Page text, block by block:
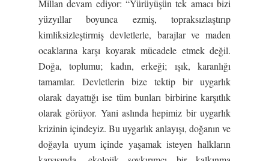
Millan devam ediyor: “Yürüyüşün tek amacı bizi
yüzyıllar boyunca ezmiş, topraksızlaştırıp
kimliksizleştirmiş devletlerle, barajlar ve maden
ocaklarına karşı koyarak mücadele etmek değil.
Doğa, toplumu; kadın, erkeği; ışık, karanlığı
tamamlar. Devletlerin bize tektip bir uygarlık
olarak dayattığı ise tüm bunları birbirine karşıtlık
olarak görüyor. Yani aslında hepimiz bir uygarlık
krizinin içindeyiz. Bu uygarlık anlayışı, doğanın ve
doğayla uyum içinde yaşamak isteyen halkların